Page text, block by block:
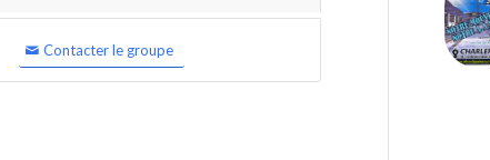
Contacter le groupe